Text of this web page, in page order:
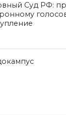
Суд РФ: